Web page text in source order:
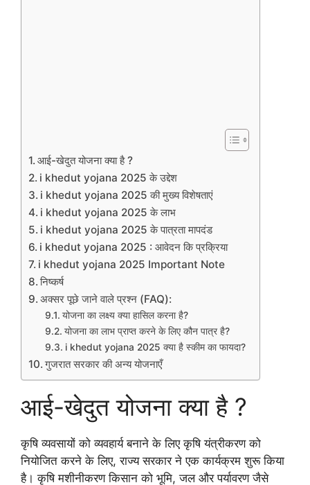
आई-खेदुत योजना क्या है ?
i khedut yojana 2025 के उद्देश
i khedut yojana 2025 की मुख्य विशेषताएं
i khedut yojana 2025 के लाभ
i khedut yojana 2025 के पात्रता मापदंड
i khedut yojana 2025 : आवेदन कि प्रक्रिया
i khedut yojana 2025 Important Note
निष्कर्ष
अक्सर पूछे जाने वाले प्रश्न (FAQ):
योजना का लक्ष्य क्या हासिल करना है?
योजना का लाभ प्राप्त करने के लिए कौन पात्र है?
i khedut yojana 2025 क्या है स्कीम का फायदा?
गुजरात सरकार की अन्य योजनाएँ
आई-खेदुत योजना क्या है ?
कृषि व्यवसायों को व्यवहार्य बनाने के लिए कृषि यंत्रीकरण को
नियोजित करने के लिए, राज्य सरकार ने एक कार्यक्रम शुरू किया
है। कृषि मशीनीकरण किसान को भूमि, जल और पर्यावरण जैसे